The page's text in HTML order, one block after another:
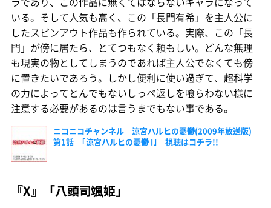
いる。そして人気も高く、この「長門有希」を主人公に
したスピンアウト作品も作られている。実際、この「長
門」が傍に居たら、とてつもなく頼もしい。どんな無理
も現実の物としてしまうのであれば主人公でなくても傍
に置きたいであろう。しかし便利に使い過ぎて、超科学
の力によってとんでもないしっぺ返しを喰らわない様に
注意する必要があるのは言うまでもない事である。
ニコニコチャンネル 涼宮ハルヒの憂鬱(2009年放送版)
第1話 ｢涼宮ハルヒの憂鬱 I｣ 視聴はコチラ!!
『X』「八頭司颯姫」